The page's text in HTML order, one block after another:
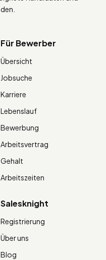
Für Bewerber
Übersicht
Jobsuche
Karriere
Lebenslauf
Bewerbung
Arbeitsvertrag
Gehalt
Arbeitszeiten
Salesknight
Registrierung
Über uns
Blog